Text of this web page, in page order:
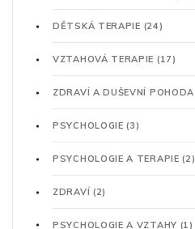
DĚTSKÁ TERAPIE (24)
VZTAHOVÁ TERAPIE (17)
ZDRAVÍ A DUŠEVNÍ POHODA
PSYCHOLOGIE(3)
PSYCHOLOGIE A TERAPIE(2)
ZDRAVÍ (2)
PSYCHOLOGIE A VZTAHY (1)